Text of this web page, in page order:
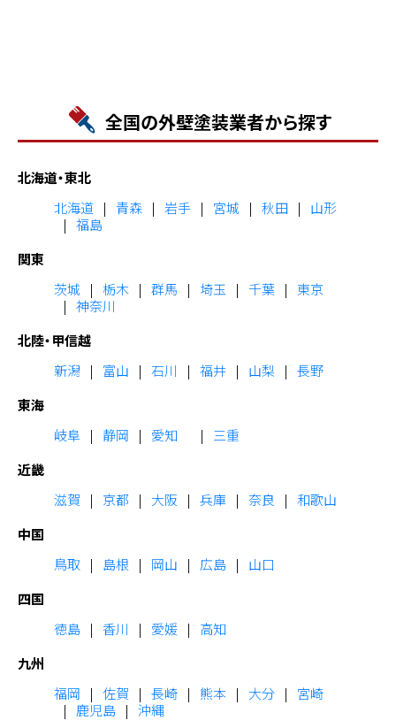
全国の外壁塗装業者から探す
北海道・東北
北海道
青森 岩手 宮城 秋田
山形
福島
関東
茨城
栃木 群馬 埼玉 千葉
東京
神奈川
北陸・甲信越
新潟
富山 石川 福井 山梨
長野
東海
岐阜
静岡 愛知
三重
近畿
滋賀
京都 大阪 兵庫 奈良
和歌山
中国
鳥取
島根 岡山 広島
山口
四国
徳島
香川 愛媛
高知
九州
福岡
佐賀 長崎 熊本 大分
宮崎
鹿児島
沖縄